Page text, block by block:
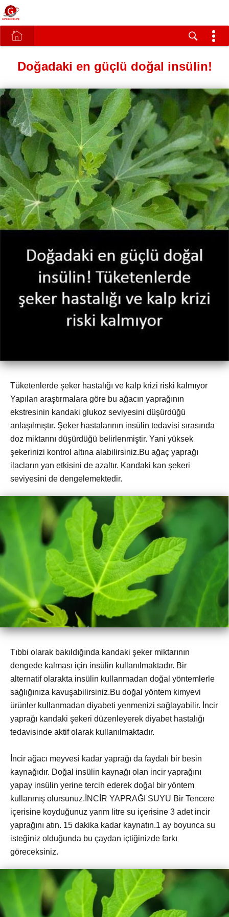
Doğadaki en güçlü doğal insülin!
Tüketenlerde şeker hastalığı ve kalp krizi riski kalmıyor
Yapılan araştırmalara göre bu ağacın yaprağının
ekstresinin kandaki glukoz seviyesini düşürdüğü
anlaşılmıştır. Şeker hastalarının insülin tedavisi sırasında
doz miktarını düşürdüğü belirlenmiştir. Yani yüksek
şekerinizi kontrol altına alabilirsiniz.Bu ağaç yaprağı
ilacların yan etkisini de azaltır. Kandaki kan şekeri
seviyesini de dengelemektedir.
Tıbbi olarak bakıldığında kandaki şeker miktarının
dengede kalması için insülin kullanılmaktadır. Bir
alternatif olarakta insülin kullanmadan doğal yöntemlerle
sağlığınıza kavuşabilirsiniz.Bu doğal yöntem kimyevi
ürünler kullanmadan diyabeti yenmenizi sağlayabilir. İncir
yaprağı kandaki şekeri düzenleyerek diyabet hastalığı
tedavisinde aktif olarak kullanılmaktadır.
İncir ağacı meyvesi kadar yaprağı da faydalı bir besin
kaynağıdır. Doğal insülin kaynağı olan incir yaprağını
yapay insülin yerine tercih ederek doğal bir yöntem
kullanmış olursunuz.İNCİR YAPRAĞI SUYU Bir Tencere
içerisine koyduğunuz yarım litre su içerisine 3 adet incir
yaprağını atın. 15 dakika kadar kaynatın.1 ay boyunca su
isteğiniz olduğunda bu çaydan içtiğinizde farkı
göreceksiniz.